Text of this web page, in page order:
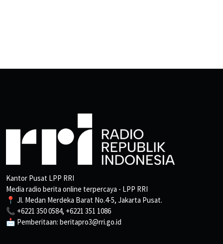
Kantor Pusat LPP RRI
Media radio berita online terpercaya - LPP RRI
📍 Jl. Medan Merdeka Barat No.4-5, Jakarta Pusat.
📞 +6221 350 0584, +6221 351 1086
📩 Pemberitaan: beritapro3@rri.go.id